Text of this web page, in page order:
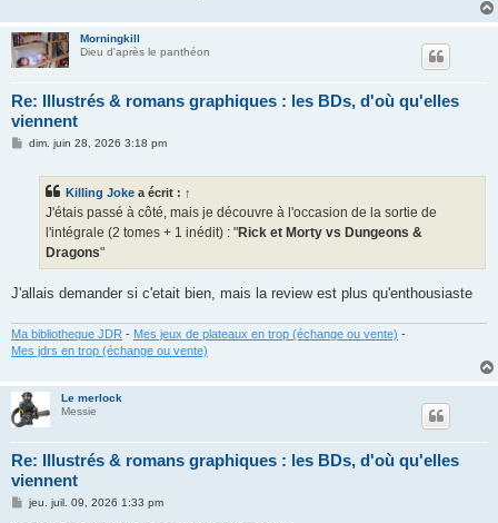
Morningkill
Dieu d'après le panthéon
Re: Illustrés & romans graphiques : les BDs, d'où qu'elles
viennent
Mdim. juin 28, 2026 3:18 pm
Killing Joke a écrit : ↑
J'étais passé à côté, mais je découvre à l'occasion de la sortie de
l'intégrale (2 tomes + 1 inédit) : "Rick et Morty vs Dungeons &
Dragons"
J'allais demander si c'etait bien, mais la review est plus qu'enthousiaste
Ma bibliotheque JDR - Mes jeux de plateaux en trop (échange ou vente) -
Mes jdrs en trop (échange ou vente)
Le merlock
Messie
Re: Illustrés & romans graphiques : les BDs, d'où qu'elles
viennent
Mjeu. juil. 09, 2026 1:33 pm